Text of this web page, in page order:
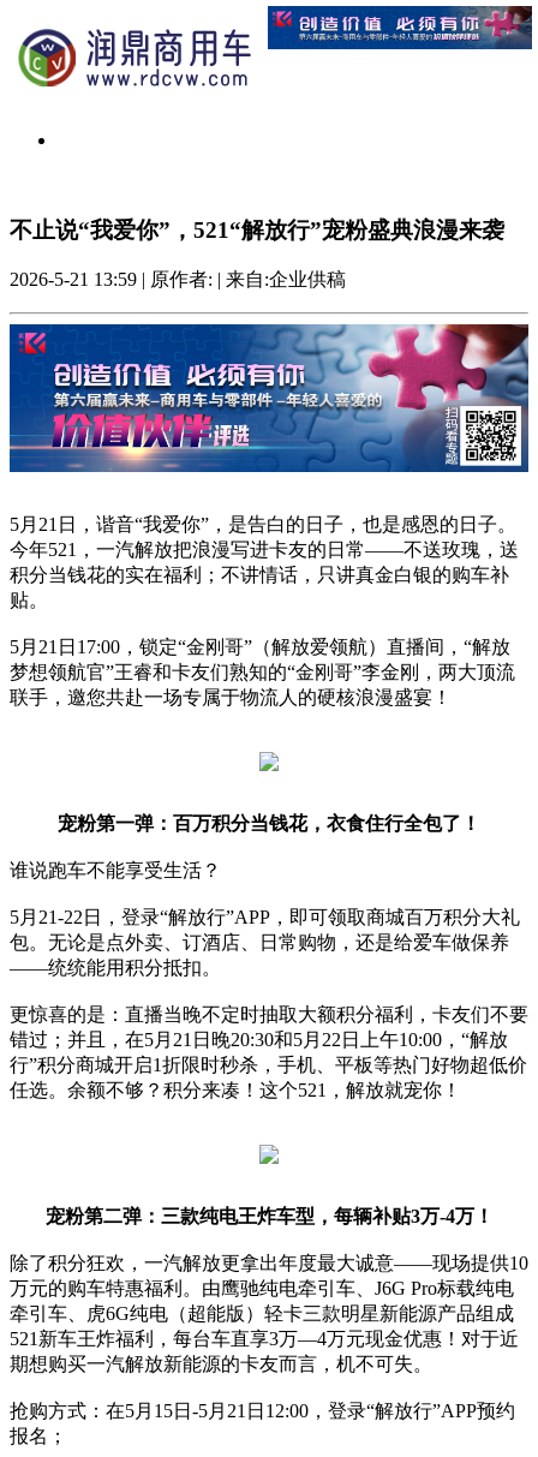
不止说“我爱你”，521“解放行”宠粉盛典浪漫来袭
2026-5-21 13:59 | 原作者: | 来自:企业供稿
5月21日，谐音“我爱你”，是告白的日子，也是感恩的日子。
今年521，一汽解放把浪漫写进卡友的日常——不送玫瑰，送
积分当钱花的实在福利；不讲情话，只讲真金白银的购车补
贴。
5月21日17:00，锁定“金刚哥”（解放爱领航）直播间，“解放
梦想领航官”王睿和卡友们熟知的“金刚哥”李金刚，两大顶流
联手，邀您共赴一场专属于物流人的硬核浪漫盛宴！
宠粉第一弹：百万积分当钱花，衣食住行全包了！
谁说跑车不能享受生活？
5月21-22日，登录“解放行”APP，即可领取商城百万积分大礼
包。无论是点外卖、订酒店、日常购物，还是给爱车做保养
——统统能用积分抵扣。
更惊喜的是：直播当晚不定时抽取大额积分福利，卡友们不要
错过；并且，在5月21日晚20:30和5月22日上午10:00，“解放
行”积分商城开启1折限时秒杀，手机、平板等热门好物超低价
任选。余额不够？积分来凑！这个521，解放就宠你！
宠粉第二弹：三款纯电王炸车型，每辆补贴3万-4万！
除了积分狂欢，一汽解放更拿出年度最大诚意——现场提供10
万元的购车特惠福利。由鹰驰纯电牵引车、J6G Pro标载纯电
牵引车、虎6G纯电（超能版）轻卡三款明星新能源产品组成
521新车王炸福利，每台车直享3万—4万元现金优惠！对于近
期想购买一汽解放新能源的卡友而言，机不可失。
抢购方式：在5月15日-5月21日12:00，登录“解放行”APP预约
报名；